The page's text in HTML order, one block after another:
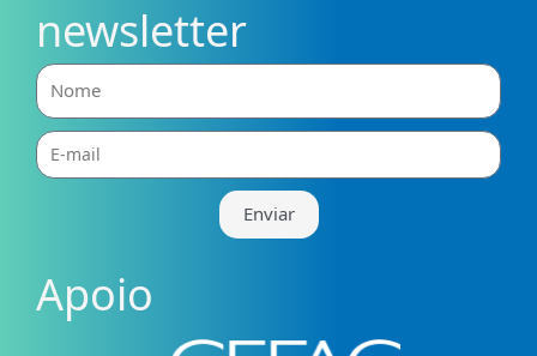
newsletter
Nome
E-
mail
Enviar
Apoio